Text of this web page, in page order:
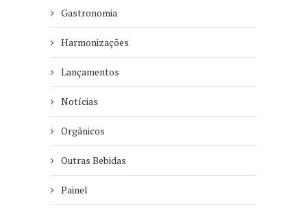
Gastronomia
Harmonizações
Lançamentos
Notícias
Orgânicos
Outras Bebidas
Painel